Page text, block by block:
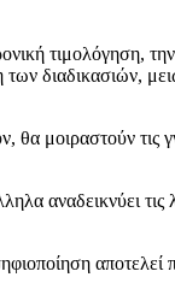
τιμολόγηση,
διαδικασιών,
μοιραστούν τις
αναδεικνύει